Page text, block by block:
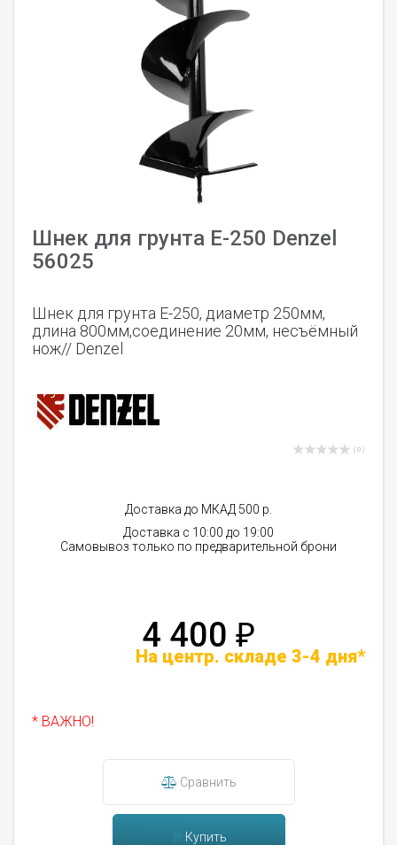
Шнек для грунта E-250 Denzel
56025
Шнек для грунта E-250, диаметр 250мм,
длина 800мм,соединение 20мм, несъёмный
нож// Denzel
( 0 )
Доставка до МКАД 500 р.
Доставка с 10:00 до 19:00
Самовывоз только по предварительной брони
4 400 ₽
На центр. складе 3-4 дня*
* ВАЖНО!
Сравнить
Купить